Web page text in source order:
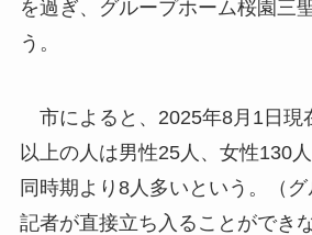
を過ぎ、グループホーム桜園三
う。
市によると、2025年8月1日現
以上の人は男性25人、女性130
同時期より8人多いという。（
記者が直接立ち入ることができ